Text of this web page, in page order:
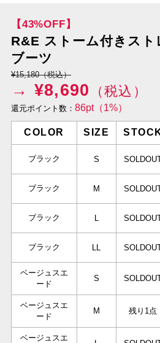
【43%OFF】
R&E ストーム付きスト
ブーツ
¥15,180（税込）
→ ¥8,690 （税込）
還元ポイント数： 86pt（1%）
COLOR SIZE
ブラック S
ブラック M
ブラック L
ブラック LL
ベージュスエ
ード
S
ベージュスエ
ード
M 残り1点
ベージュスエ